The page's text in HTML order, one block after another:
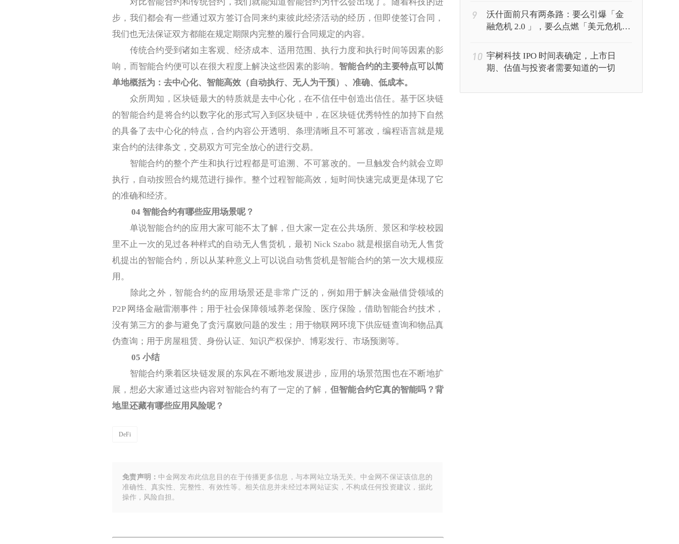
步，我们都会有一些通过双方签订合同来约束彼此经济活动的经历，但即使签订合同，
我们也无法保证双方都能在规定期限内完整的履行合同规定的内容。
传统合约受到诸如主客观、经济成本、适用范围、执行力度和执行时间等因素的影
响，而智能合约便可以在很大程度上解决这些因素的影响。智能合约的主要特点可以简
单地概括为： 去中心化、智能高效（自动执行、无人为干预）、准确、低成本。
众所周知，区块链最大的特质就是去中心化，在不信任中创造出信任。基于区块链
的智能合约是将合约以数字化的形式写入到区块链中，在区块链优秀特性的加持下自然
的具备了去中心化的特点，合约内容公开透明、条理清晰且不可篡改，编程语言就是规
束合约的法律条文，交易双方可完全放心的进行交易。
智能合约的整个产生和执行过程都是可追溯、不可篡改的。一旦触发合约就会立即
执行，自动按照合约规范进行操作。整个过程智能高效，短时间快速完成更是体现了它
的准确和经济。
04 智能合约有哪些应用场景呢？
单说智能合约的应用大家可能不太了解，但大家一定在公共场所、景区和学校校园
里不止一次的见过各种样式的自动无人售货机，最初 Nick Szabo 就是根据自动无人售货
机提出的智能合约，所以从某种意义上可以说自动售货机是智能合约的第一次大规模应
用。
除此之外，智能合约的应用场景还是非常广泛的，例如用于解决金融借贷领域的
P2P 网络金融雷潮事件；用于社会保障领域养老保险、医疗保险，借助智能合约技术，
没有第三方的参与避免了贪污腐败问题的发生；用于物联网环境下供应链查询和物品真
伪查询；用于房屋租赁、身份认证、知识产权保护、博彩发行、市场预测等。
05 小结
智能合约乘着区块链发展的东风在不断地发展进步，应用的场景范围也在不断地扩
展，想必大家通过这些内容对智能合约有了一定的了解， 但智能合约它真的智能吗？背
地里还藏有哪些应用风险呢？
DeFi
免责声明： 中金网发布此信息目的在于传播更多信息，与本网站立场无关。中金网不保证该信息的
准确性、真实性、完整性、有效性等。相关信息并未经过本网站证实，不构成任何投资建议，据此
操作，风险自担。
9
沃什面前只有两条路：要么引爆「金
融危机 2.0 」，要么点燃「美元危机
10 宇树科技 IPO 时间表确定，上市日
期、估值与投资者需要知道的一切